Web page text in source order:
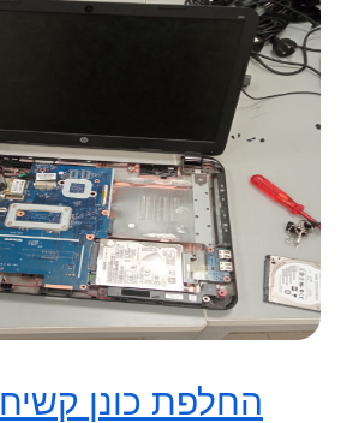
החלפת כונן קשיח